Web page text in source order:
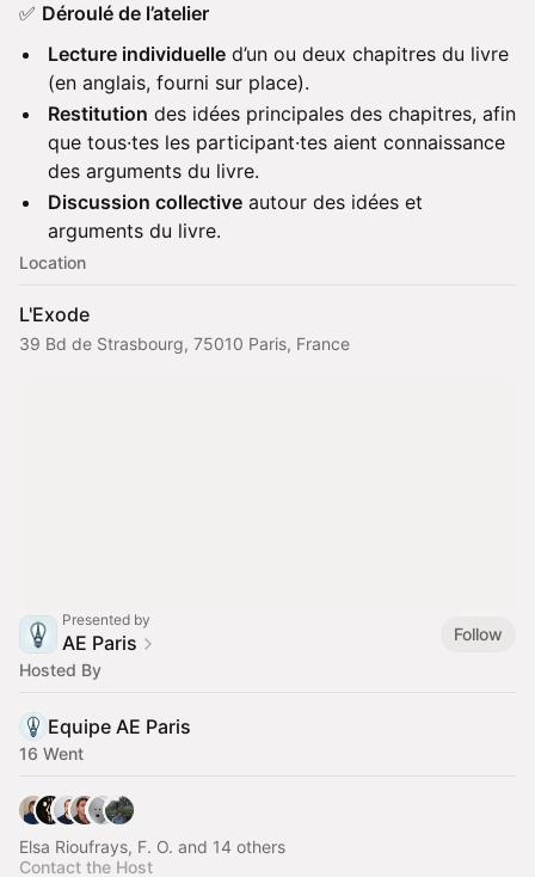
✅ Déroulé de l’atelier
Lecture individuelle d’un ou deux chapitres du livre
(en anglais, fourni sur place).
Restitution des idées principales des chapitres, afin
que tous·tes les participant·tes aient connaissance
des arguments du livre.
Discussion collective autour des idées et
arguments du livre.
Location
L'Exode
39 Bd de Strasbourg, 75010 Paris, France
Presented by
AE Paris
Follow
Hosted By
Equipe AE Paris
16 Went
Elsa Rioufrays, F. O. and 14 others
Contact the Host